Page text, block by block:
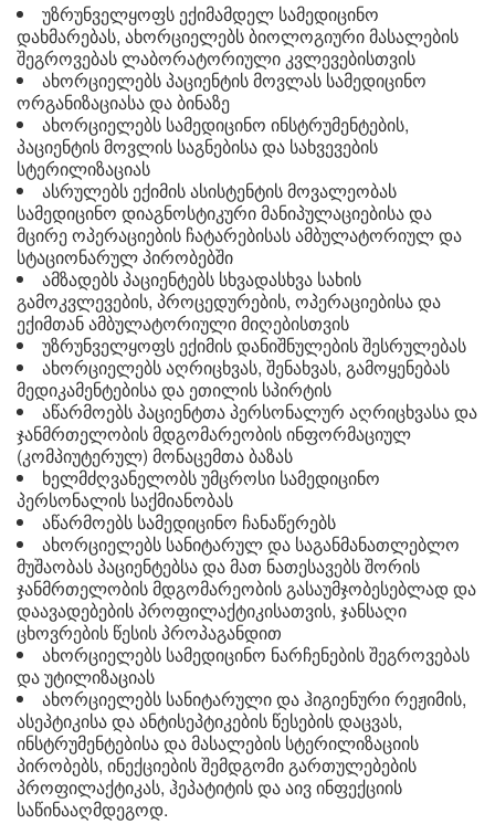
უზრუნველყოფს ექიმამდელ სამედიცინო
დახმარებას, ახორციელებს ბიოლოგიური მასალების
შეგროვებას ლაბორატორიული კვლევებისთვის
ახორციელებს პაციენტის მოვლას სამედიცინო
ორგანიზაციასა და ბინაზე
ახორციელებს სამედიცინო ინსტრუმენტების,
პაციენტის მოვლის საგნებისა და სახვევების
სტერილიზაციას
ასრულებს ექიმის ასისტენტის მოვალეობას
სამედიცინო დიაგნოსტიკური მანიპულაციებისა და
მცირე ოპერაციების ჩატარებისას ამბულატორიულ და
სტაციონარულ პირობებში
ამზადებს პაციენტებს სხვადასხვა სახის
გამოკვლევების, პროცედურების, ოპერაციებისა და
ექიმთან ამბულატორიული მიღებისთვის
უზრუნველყოფს ექიმის დანიშნულების შესრულებას
ახორციელებს აღრიცხვას, შენახვას, გამოყენებას
მედიკამენტებისა და ეთილის სპირტის
აწარმოებს პაციენტთა პერსონალურ აღრიცხვასა და
ჯანმრთელობის მდგომარეობის ინფორმაციულ
(კომპიუტერულ) მონაცემთა ბაზას
ხელმძღვანელობს უმცროსი სამედიცინო
პერსონალის საქმიანობას
აწარმოებს სამედიცინო ჩანაწერებს
ახორციელებს სანიტარულ და საგანმანათლებლო
მუშაობას პაციენტებსა და მათ ნათესავებს შორის
ჯანმრთელობის მდგომარეობის გასაუმჯობესებლად და
დაავადებების პროფილაქტიკისათვის, ჯანსაღი
ცხოვრების წესის პროპაგანდით
ახორციელებს სამედიცინო ნარჩენების შეგროვებას
და უტილიზაციას
ახორციელებს სანიტარული და ჰიგიენური რეჟიმის,
ასეპტიკისა და ანტისეპტიკების წესების დაცვას,
ინსტრუმენტებისა და მასალების სტერილიზაციის
პირობებს, ინექციების შემდგომი გართულებების
პროფილაქტიკას, ჰეპატიტის და აივ ინფექციის
საწინააღმდეგოდ.